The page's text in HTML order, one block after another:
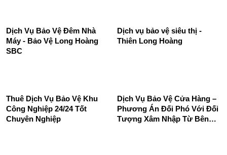
Dịch vụ bảo vệ quán ăn Long
Hoàng SBC chuyên nghiệp
uy tín 24/24
Dịch vụ bảo vệ cửa hàng của
Công Ty Bảo Vệ Thiên Long
Dịch Vụ Bảo Vệ Đêm Nhà
Máy - Bảo Vệ Long Hoàng
SBC
Dịch vụ bảo vệ siêu thị -
Thiên Long Hoàng